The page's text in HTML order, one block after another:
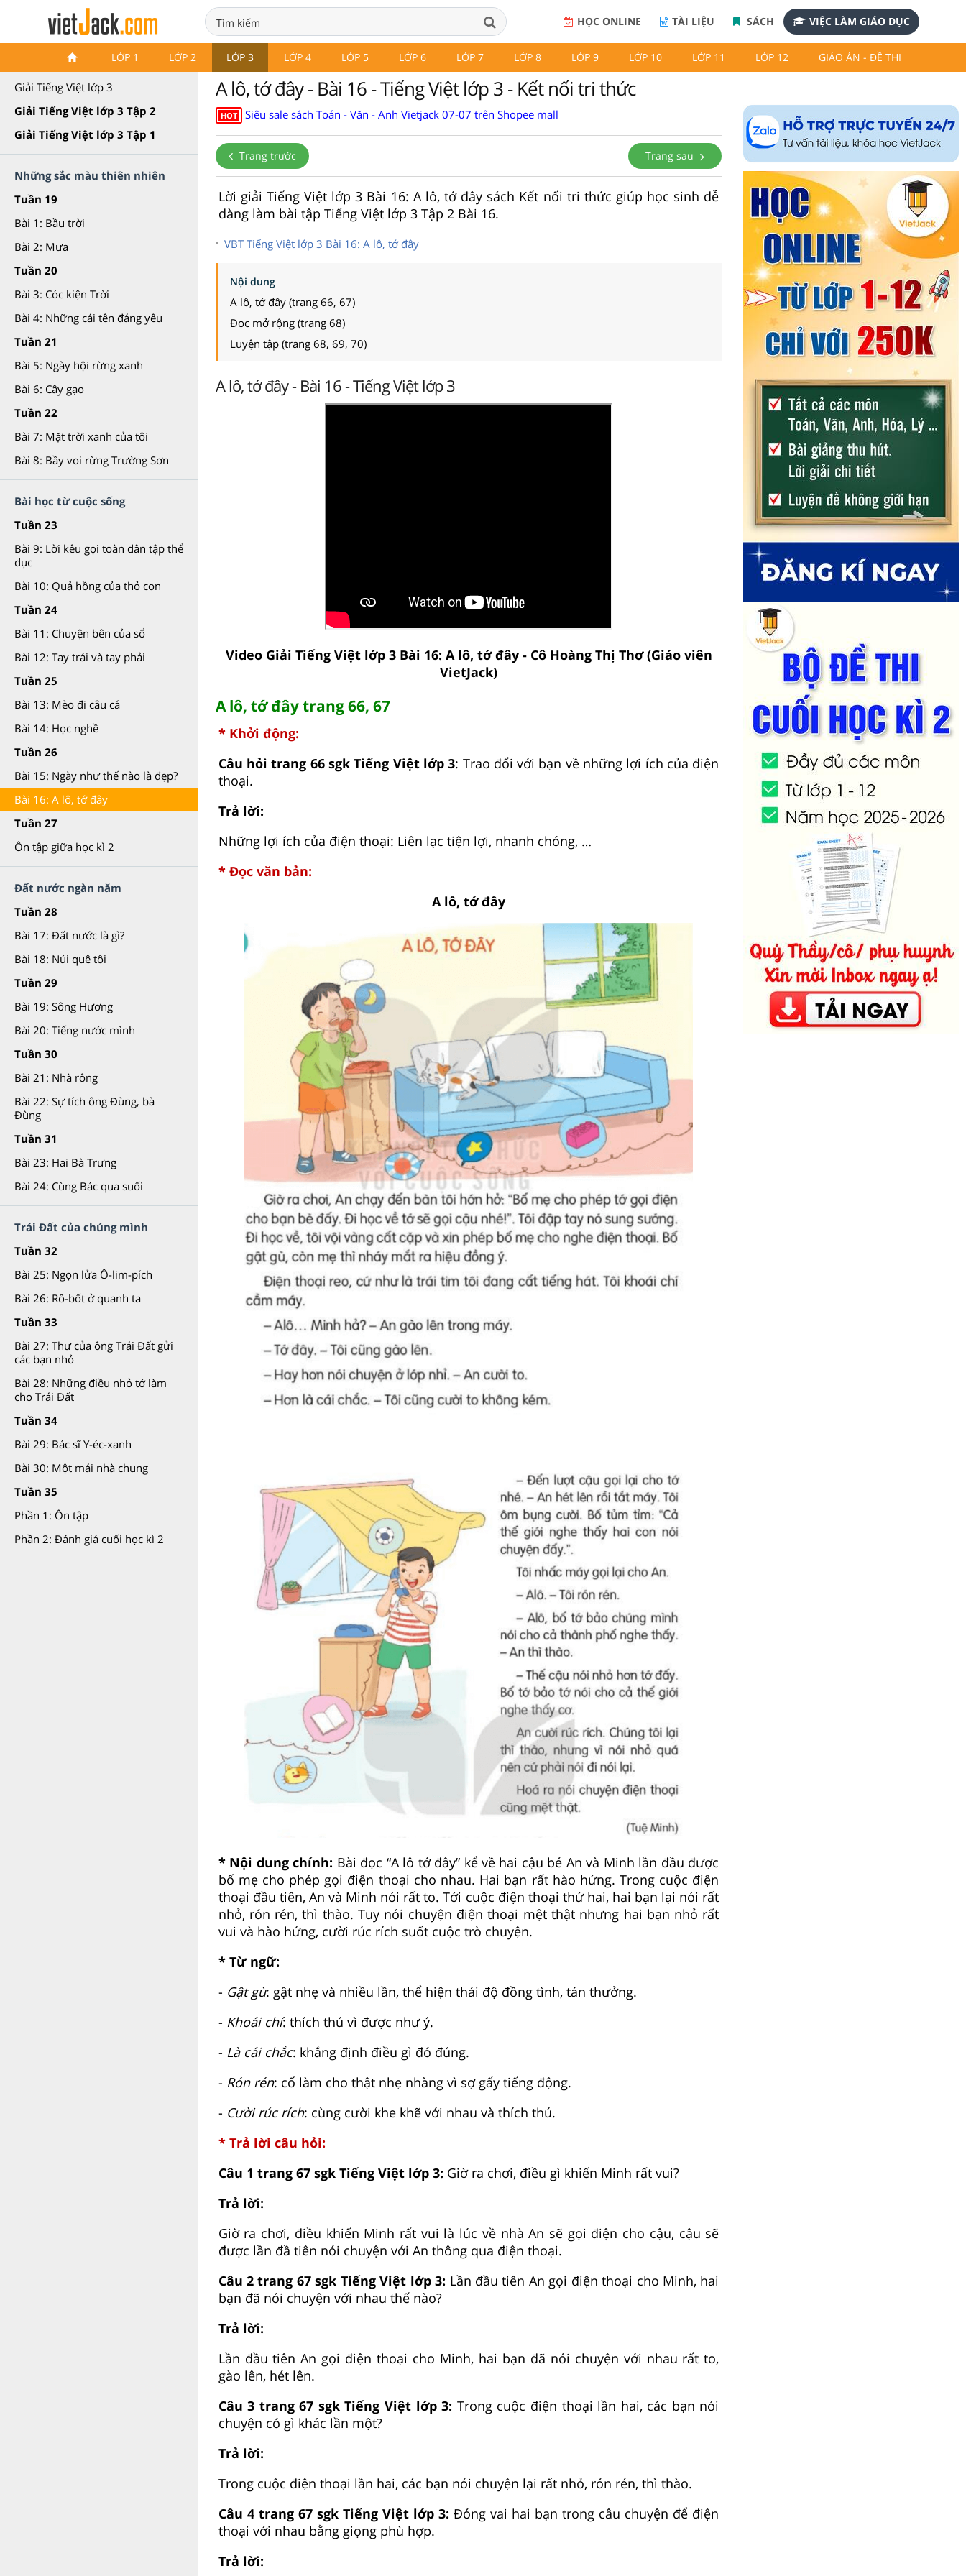
HỌC ONLINE TÀI LIỆU SÁCH VIỆC LÀM GIÁO DỤC
LỚP 1 LỚP 2 LỚP 3 LỚP 4 LỚP 5 LỚP 6 LỚP 7 LỚP 8 LỚP 9 LỚP 10 LỚP 11 LỚP 12 GIÁO ÁN - ĐỀ THI
Tiếng Việt lớp 3 Kết nối tri
Giải Tiếng Việt lớp 3
Giải Tiếng Việt lớp 3 Tập 2
Giải Tiếng Việt lớp 3 Tập 1
Những sắc màu thiên nhiên
Tuần 19
Bài 1: Bầu trời
Bài 2: Mưa
Tuần 20
Bài 3: Cóc kiện Trời
Bài 4: Những cái tên đáng yêu
Tuần 21
Bài 5: Ngày hội rừng xanh
Bài 6: Cây gạo
Tuần 22
Bài 7: Mặt trời xanh của tôi
Bài 8: Bầy voi rừng Trường Sơn
Bài học từ cuộc sống
Tuần 23
Bài 9: Lời kêu gọi toàn dân tập thể
dục
Bài 10: Quả hồng của thỏ con
Tuần 24
Bài 11: Chuyện bên của sổ
Bài 12: Tay trái và tay phải
Tuần 25
Bài 13: Mèo đi câu cá
Bài 14: Học nghề
Tuần 26
Bài 15: Ngày như thế nào là đẹp?
Bài 16: A lô, tớ đây
Tuần 27
Ôn tập giữa học kì 2
Đất nước ngàn năm
Tuần 28
Bài 17: Đất nước là gì?
Bài 18: Núi quê tôi
Tuần 29
Bài 19: Sông Hương
Bài 20: Tiếng nước mình
Tuần 30
Bài 21: Nhà rông
Bài 22: Sự tích ông Đùng, bà
Đùng
Tuần 31
Bài 23: Hai Bà Trưng
Bài 24: Cùng Bác qua suối
Trái Đất của chúng mình
Tuần 32
Bài 25: Ngọn lửa Ô-lim-pích
Bài 26: Rô-bốt ở quanh ta
Tuần 33
Bài 27: Thư của ông Trái Đất gửi
các bạn nhỏ
Bài 28: Những điều nhỏ tớ làm
cho Trái Đất
Tuần 34
Bài 29: Bác sĩ Y-éc-xanh
Bài 30: Một mái nhà chung
Tuần 35
Phần 1: Ôn tập
Phần 2: Đánh giá cuối học kì 2
A lô, tớ đây - Bài 16 - Tiếng Việt lớp 3 - Kết nối tri thức
HOT Siêu sale sách Toán - Văn - Anh Vietjack 07-07 trên Shopee mall
Trang trước Trang sau
Lời giải Tiếng Việt lớp 3 Bài 16: A lô, tớ đây sách Kết nối tri thức giúp học sinh dễ
dàng làm bài tập Tiếng Việt lớp 3 Tập 2 Bài 16.
VBT Tiếng Việt lớp 3 Bài 16: A lô, tớ đây
Nội dung
A lô, tớ đây (trang 66, 67)
Đọc mở rộng (trang 68)
Luyện tập (trang 68, 69, 70)
A lô, tớ đây - Bài 16 - Tiếng Việt lớp 3
Video Giải Tiếng Việt lớp 3 Bài 16: A lô, tớ đây - Cô Hoàng Thị Thơ (Giáo viên
VietJack)
A lô, tớ đây trang 66, 67
* Khởi động:
Câu hỏi trang 66 sgk Tiếng Việt lớp 3: Trao đổi với bạn về những lợi ích của điện
thoại.
Trả lời:
Những lợi ích của điện thoại: Liên lạc tiện lợi, nhanh chóng, …
* Đọc văn bản:
A lô, tớ đây
* Nội dung chính: Bài đọc “A lô tớ đây” kể về hai cậu bé An và Minh lần đầu được
bố mẹ cho phép gọi điện thoại cho nhau. Hai bạn rất hào hứng. Trong cuộc điện
thoại đầu tiên, An và Minh nói rất to. Tới cuộc điện thoại thứ hai, hai bạn lại nói rất
nhỏ, rón rén, thì thào. Tuy nói chuyện điện thoại mệt thật nhưng hai bạn nhỏ rất
vui và hào hứng, cười rúc rích suốt cuộc trò chuyện.
* Từ ngữ:
- Gật gù: gật nhẹ và nhiều lần, thể hiện thái độ đồng tình, tán thưởng.
- Khoái chí: thích thú vì được như ý.
- Là cái chắc: khẳng định điều gì đó đúng.
- Rón rén: cố làm cho thật nhẹ nhàng vì sợ gấy tiếng động.
- Cười rúc rích: cùng cười khe khẽ với nhau và thích thú.
* Trả lời câu hỏi:
Câu 1 trang 67 sgk Tiếng Việt lớp 3: Giờ ra chơi, điều gì khiến Minh rất vui?
Trả lời:
Giờ ra chơi, điều khiến Minh rất vui là lúc về nhà An sẽ gọi điện cho cậu, cậu sẽ
được lần đầ tiên nói chuyện với An thông qua điện thoại.
Câu 2 trang 67 sgk Tiếng Việt lớp 3: Lần đầu tiên An gọi điện thoại cho Minh, hai
bạn đã nói chuyện với nhau thế nào?
Trả lời:
Lần đầu tiên An gọi điện thoại cho Minh, hai bạn đã nói chuyện với nhau rất to,
gào lên, hét lên.
Câu 3 trang 67 sgk Tiếng Việt lớp 3: Trong cuộc điện thoại lần hai, các bạn nói
chuyện có gì khác lần một?
Trả lời:
Trong cuộc điện thoại lần hai, các bạn nói chuyện lại rất nhỏ, rón rén, thì thào.
Câu 4 trang 67 sgk Tiếng Việt lớp 3: Đóng vai hai bạn trong câu chuyện để điện
thoại với nhau bằng giọng phù hợp.
Trả lời: